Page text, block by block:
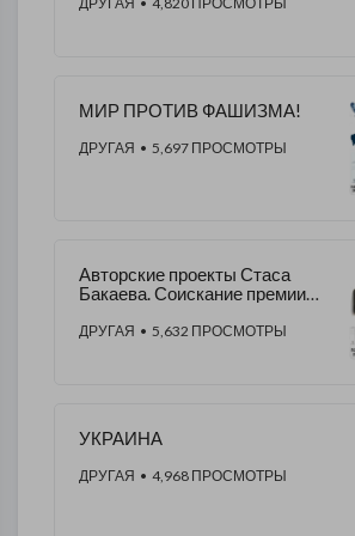
МИР ПРОТИВ ФАШИЗМА!
ДРУГАЯ • 5,697 ПРОСМОТРЫ
Авторские проекты Стаса
Бакаева. Соискание премии
области.
ДРУГАЯ • 5,632 ПРОСМОТРЫ
УКРАИНА
ДРУГАЯ • 4,968 ПРОСМОТРЫ